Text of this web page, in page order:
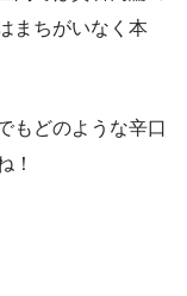
まちがいなく本
もどのような辛口
！